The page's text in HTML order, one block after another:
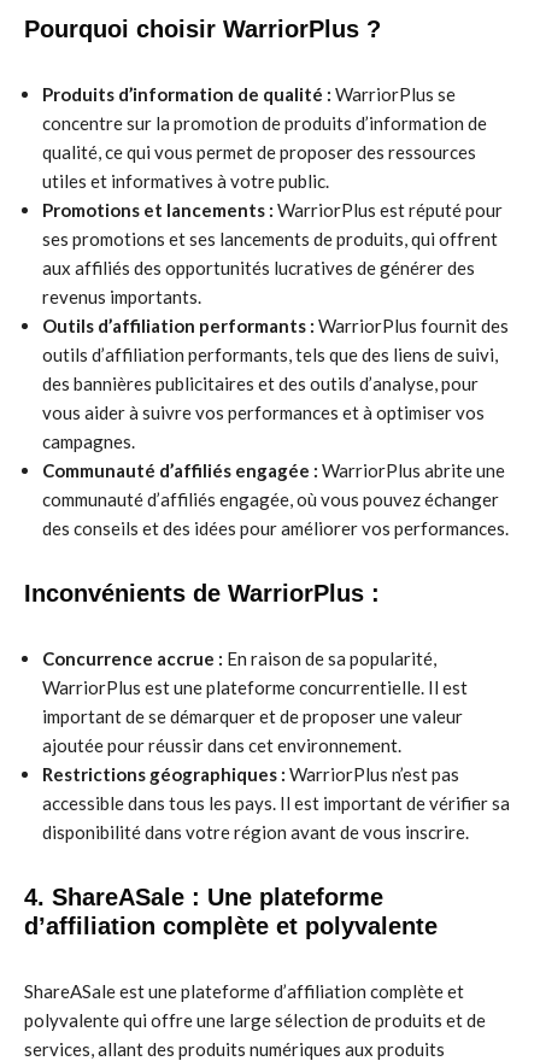
Pourquoi choisir WarriorPlus ?
Produits d’information de qualité : WarriorPlus se
concentre sur la promotion de produits d’information de
qualité, ce qui vous permet de proposer des ressources
utiles et informatives à votre public.
Promotions et lancements : WarriorPlus est réputé pour
ses promotions et ses lancements de produits, qui offrent
aux affiliés des opportunités lucratives de générer des
revenus importants.
Outils d’affiliation performants : WarriorPlus fournit des
outils d’affiliation performants, tels que des liens de suivi,
des bannières publicitaires et des outils d’analyse, pour
vous aider à suivre vos performances et à optimiser vos
campagnes.
Communauté d’affiliés engagée : WarriorPlus abrite une
communauté d’affiliés engagée, où vous pouvez échanger
des conseils et des idées pour améliorer vos performances.
Inconvénients de WarriorPlus :
Concurrence accrue : En raison de sa popularité,
WarriorPlus est une plateforme concurrentielle. Il est
important de se démarquer et de proposer une valeur
ajoutée pour réussir dans cet environnement.
Restrictions géographiques : WarriorPlus n’est pas
accessible dans tous les pays. Il est important de vérifier sa
disponibilité dans votre région avant de vous inscrire.
4. ShareASale : Une plateforme
d’affiliation complète et polyvalente
ShareASale est une plateforme d’affiliation complète et
polyvalente qui offre une large sélection de produits et de
services, allant des produits numériques aux produits